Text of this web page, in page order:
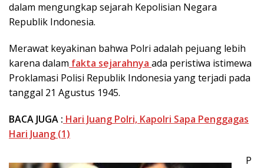
dalam mengungkap sejarah Kepolisian Negara
Republik Indonesia.
Merawat keyakinan bahwa Polri adalah pejuang lebih
karena dalam fakta sejarahnya ada peristiwa istimewa
Proklamasi Polisi Republik Indonesia yang terjadi pada
tanggal 21 Agustus 1945.
BACA JUGA : Hari Juang Polri, Kapolri Sapa Penggagas
Hari Juang (1)
P